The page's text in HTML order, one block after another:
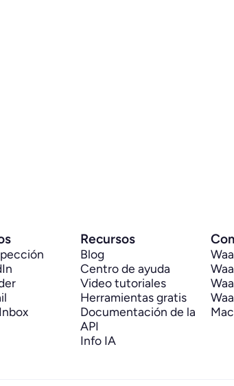
Recursos
Blog
Centro de ayuda
Video tutoriales
Herramientas gratis
Documentación de la
API
Info IA